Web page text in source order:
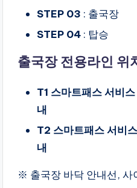
STEP 03 : 출국장
STEP 04 : 탑승
출국장 전용라인 위
T1 스마트패스 서비
내
T2 스마트패스 서비
내
※ 출국장 바닥 안내선, 사